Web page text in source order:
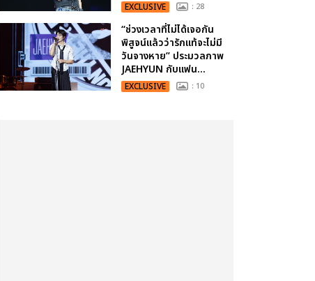
EXCLUSIVE : 28
“ช่วงเวลาที่ไม่ได้เจอกัน
พิสูจน์แล้วว่ารักแท้จะไม่มี
วันจางหาย” ประมวลภาพ
JAEHYUN กับแฟน...
EXCLUSIVE : 10